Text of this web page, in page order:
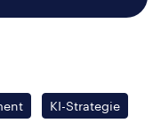
KI-Strategie